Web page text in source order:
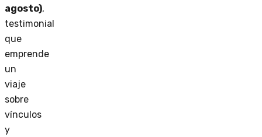
agosto),
testimonial
que
emprende
un
viaje
sobre
vínculos
y